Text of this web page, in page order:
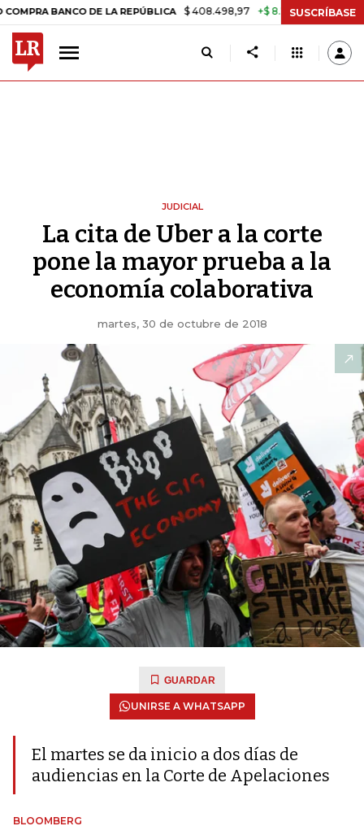
DE LA REPÚBLICA $ 408.498,97 +$ 8.753,81 +2,19% TASA
SUSCRÍBASE
JUDICIAL
La cita de Uber a la corte
pone la mayor prueba a la
economía colaborativa
martes, 30 de octubre de 2018
GUARDAR
UNIRSE A WHATSAPP
El martes se da inicio a dos días de
audiencias en la Corte de Apelaciones
BLOOMBERG